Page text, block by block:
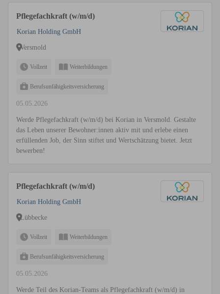
Pflegefachkraft (w/m/d)
Korian Holding GmbH
Versmold
Vollzeit Weiterbildungen
Berufsunfähigkeitsversicherung
05.05.2026
Werde Pflegefachkraft (w/m/d) bei Korian in Versmold. Gestalte
das Leben unserer Bewohner:innen aktiv mit und erlebe einen
erfüllenden Job, der Sinn stiftet und Wertschätzung bietet. Jetzt
bewerben!
Pflegefachkraft (w/m/d)
Korian Holding GmbH
Lübbecke
Vollzeit Weiterbildungen
Berufsunfähigkeitsversicherung
05.05.2026
Werde Teil des Korian-Teams als Pflegefachkraft (w/m/d) in